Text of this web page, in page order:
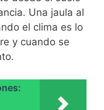
Una jaula al
el clima es lo
y cuando se